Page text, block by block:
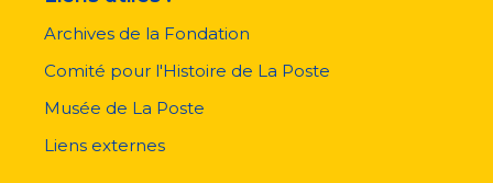
Archives de la Fondation
Comité pour l'Histoire de La Poste
Musée de La Poste
Liens externes